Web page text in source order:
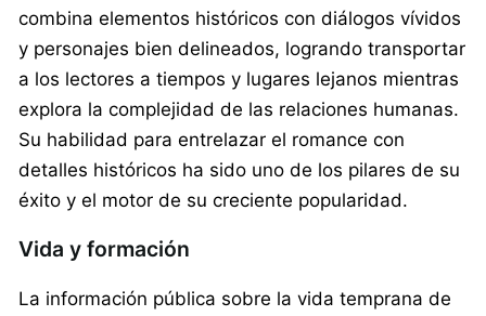
combina elementos históricos con diálogos vívidos
y personajes bien delineados, logrando transportar
a los lectores a tiempos y lugares lejanos mientras
explora la complejidad de las relaciones humanas.
Su habilidad para entrelazar el romance con
detalles históricos ha sido uno de los pilares de su
éxito y el motor de su creciente popularidad.
Vida y formación
La información pública sobre la vida temprana de